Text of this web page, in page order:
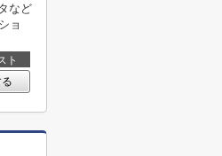
など
ョ
ト